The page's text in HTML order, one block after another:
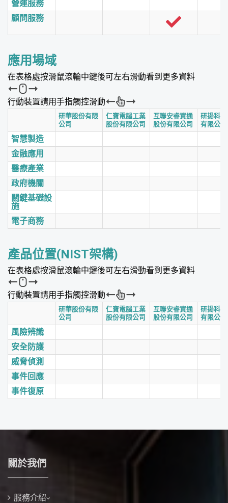
營運服務
顧問服務
應用場域
在表格處按滑鼠滾輪中鍵後可左右滑動看到更多資料
行動裝置請用手指觸控滑動
研華股份有限
公司
仁寶電腦工業
股份有限公司
互聯安睿資通
股份有限公司
研揚科
有限公司
智慧製造
金融應用
醫療產業
政府機關
關鍵基礎設
施
電子商務
產品位置(NIST架構)
在表格處按滑鼠滾輪中鍵後可左右滑動看到更多資料
行動裝置請用手指觸控滑動
研華股份有限
公司
仁寶電腦工業
股份有限公司
互聯安睿資通
股份有限公司
研揚科
有限公司
風險辨識
安全防護
威脅偵測
事件回應
事件復原
關於我們
服務介紹